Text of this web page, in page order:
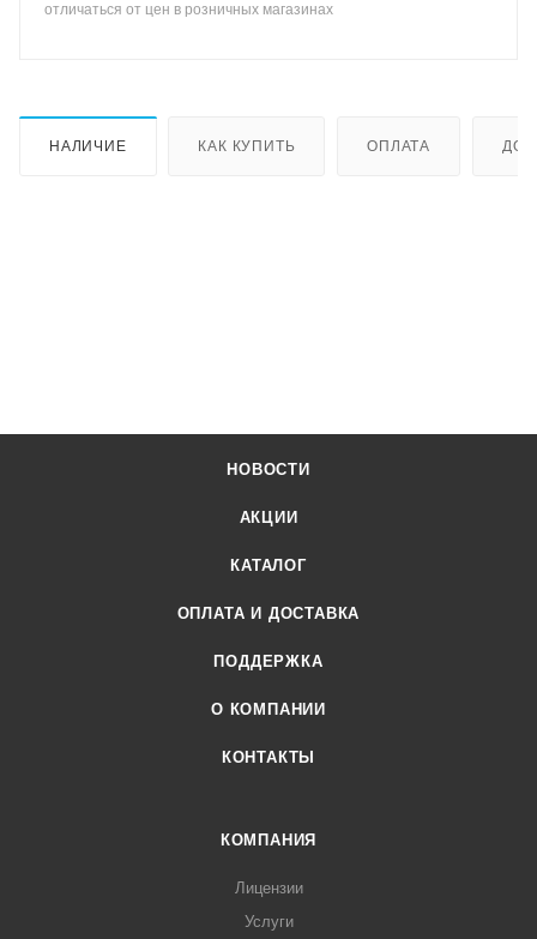
отличаться от цен в розничных магазинах
НАЛИЧИЕ КАК КУПИТЬ ОПЛАТА
НОВОСТИ
АКЦИИ
КАТАЛОГ
ОПЛАТА И ДОСТАВКА
ПОДДЕРЖКА
О КОМПАНИИ
КОНТАКТЫ
КОМПАНИЯ
Лицензии
Услуги